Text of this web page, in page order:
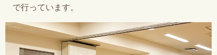
で行っています。